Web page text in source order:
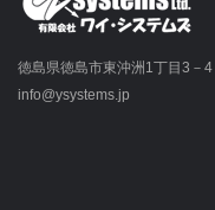
徳島県徳島市東沖洲1丁目3－4
info@ysystems.jp